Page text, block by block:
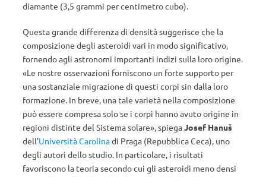
diamante (3,5 grammi per centimetro cubo).
Questa grande differenza di densità suggerisce che la
composizione degli asteroidi vari in modo significativo,
fornendo agli astronomi importanti indizi sulla loro origine.
«Le nostre osservazioni forniscono un forte supporto per
una sostanziale migrazione di questi corpi sin dalla loro
formazione. In breve, una tale varietà nella composizione
può essere compresa solo se i corpi hanno avuto origine in
regioni distinte del Sistema solare», spiegaJosef Hanuš
dell’Università Carolinadi Praga (Repubblica Ceca), uno
degli autori dello studio. In particolare, i risultati
favoriscono la teoria secondo cui gli asteroidi meno densi